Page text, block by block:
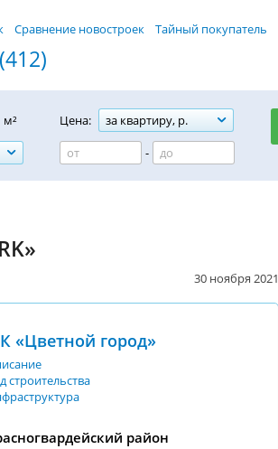
Сравнение новостроек Тайный покупатель
м²
Цена:
за квартиру, р.
-
30 ноября 2021
«Цветной город»
строительства
район